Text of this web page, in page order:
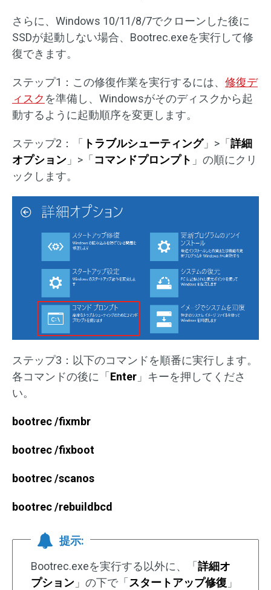
さらに、Windows 10/11/8/7でクローンした後に
SSDが起動しない場合、Bootrec.exeを実行して修
復できます。
ステップ1：この修復作業を実行するには、 修復デ
ィスク を準備し、Windowsがそのディスクから起
動するように起動順序を変更します。
ステップ2：「 トラブルシューティング」>「詳細
オプション 」>「コマンドプロンプト 」の順にクリ
ックします。
ステップ3：以下のコマンドを順番に実行します。
各コマンドの後に「 Enter 」キーを押してくださ
い。
bootrec /fixmbr
bootrec /fixboot
bootrec /scanos
bootrec /rebuildbcd
提示:
Bootrec.exeを実行する以外に、「 詳細オ
プション 」の下で「 スタートアップ修復 」